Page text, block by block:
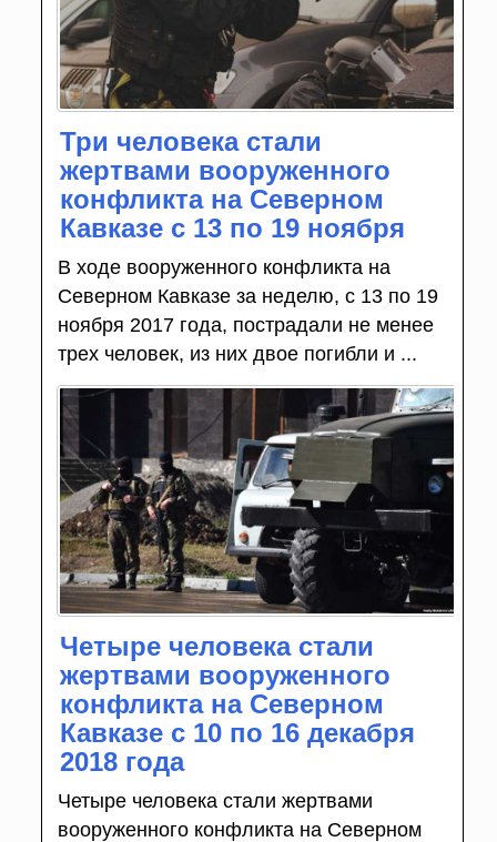
Три человека стали
жертвами вооруженного
конфликта на Северном
Кавказе с 13 по 19 ноября
В ходе вооруженного конфликта на
Северном Кавказе за неделю, с 13 по 19
ноября 2017 года, пострадали не менее
трех человек, из них двое погибли и ...
Четыре человека стали
жертвами вооруженного
конфликта на Северном
Кавказе с 10 по 16 декабря
2018 года
Четыре человека стали жертвами
вооруженного конфликта на Северном